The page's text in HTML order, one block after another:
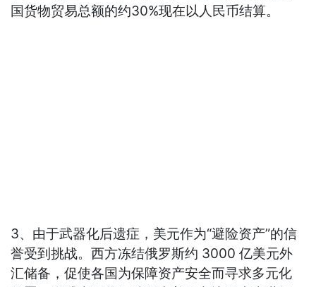
国货物贸易总额的约30%现在以人民币结算。
3、由于武器化后遗症，美元作为“避险资产”的信
誉受到挑战。西方冻结俄罗斯约 3000 亿美元外
汇储备，促使各国为保障资产安全而寻求多元化